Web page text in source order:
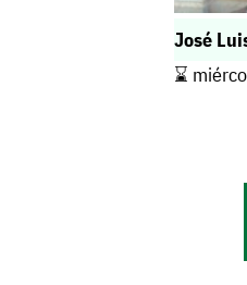
José
⌛️